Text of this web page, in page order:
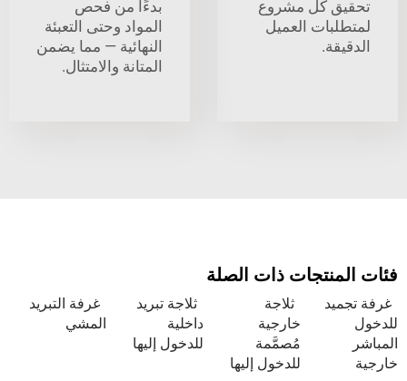
كل مشروع
العميل
بدءًا من فحص
المواد وحتى التعبئة
النهائية — مما يضمن
المتانة والامتثال.
ذات الصلة
ثلاجة
خارجية
مُصمَّمة
للدخول إليها
ثلاجة تبريد
داخلية
للدخول إليها
غرفة التبريد
المشي